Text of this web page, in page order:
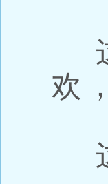
欢